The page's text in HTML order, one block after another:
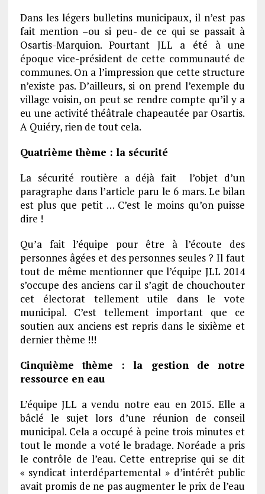
Dans les légers bulletins municipaux, il n’est pas
fait mention –ou si peu- de ce qui se passait à
Osartis-Marquion. Pourtant JLL a été à une
époque vice-président de cette communauté de
communes. On a l’impression que cette structure
n’existe pas. D’ailleurs, si on prend l’exemple du
village voisin, on peut se rendre compte qu’il y a
eu une activité théâtrale chapeautée par Osartis.
A Quiéry, rien de tout cela.
Quatrième thème : la sécurité
La sécurité routière a déjà fait l’objet d’un
paragraphe dans l’article paru le 6 mars. Le bilan
est plus que petit … C’est le moins qu’on puisse
dire !
Qu’a fait l’équipe pour être à l’écoute des
personnes âgées et des personnes seules ? Il faut
tout de même mentionner que l’équipe JLL 2014
s’occupe des anciens car il s’agit de chouchouter
cet électorat tellement utile dans le vote
municipal. C’est tellement important que ce
soutien aux anciens est repris dans le sixième et
dernier thème !!!
Cinquième thème : la gestion de notre
ressource en eau
L’équipe JLL a vendu notre eau en 2015. Elle a
bâclé le sujet lors d’une réunion de conseil
municipal. Cela a occupé à peine trois minutes et
tout le monde a voté le bradage. Noréade a pris
le contrôle de l’eau. Cette entreprise qui se dit
« syndicat interdépartemental » d’intérêt public
avait promis de ne pas augmenter le prix de l’eau